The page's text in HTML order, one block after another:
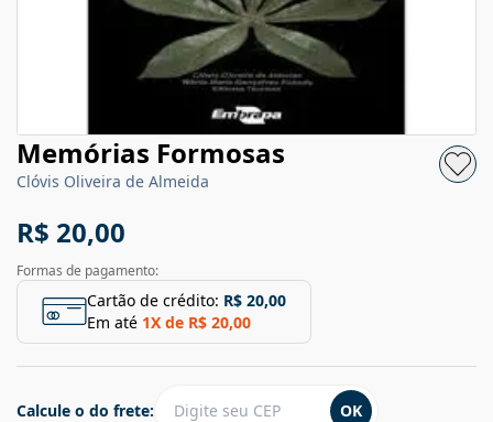
Memórias Formosas
Clóvis Oliveira de Almeida
R$ 20,00
Formas de pagamento:
Cartão de crédito: R$ 20,00
Em até 1X de R$ 20,00
Calcule o do frete: OK